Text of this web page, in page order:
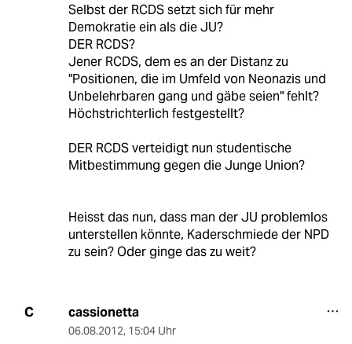
Selbst der RCDS setzt sich für mehr
Demokratie ein als die JU?
DER RCDS?
Jener RCDS, dem es an der Distanz zu
"Positionen, die im Umfeld von Neonazis und
Unbelehrbaren gang und gäbe seien" fehlt?
Höchstrichterlich festgestellt?
DER RCDS verteidigt nun studentische
Mitbestimmung gegen die Junge Union?
Heisst das nun, dass man der JU problemlos
unterstellen könnte, Kaderschmiede der NPD
zu sein? Oder ginge das zu weit?
C cassionetta
06.08.2012, 15:04 Uhr